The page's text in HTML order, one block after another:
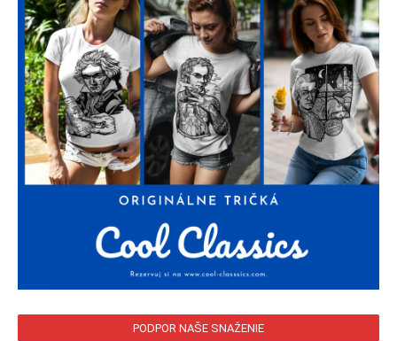
PODPOR NAŠE SNAŽENIE